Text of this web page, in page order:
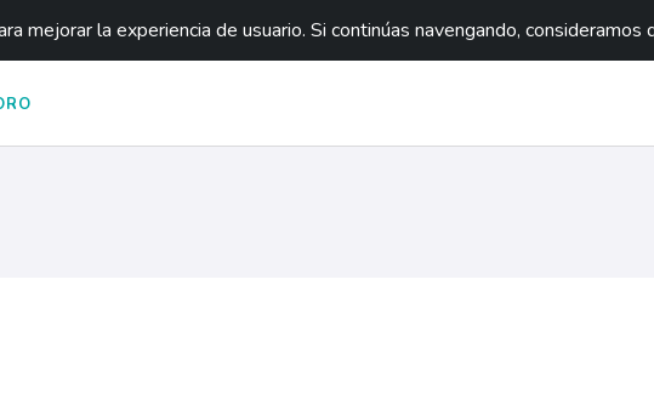
mejorar la experiencia de usuario. Si continúas navengando, consideramos